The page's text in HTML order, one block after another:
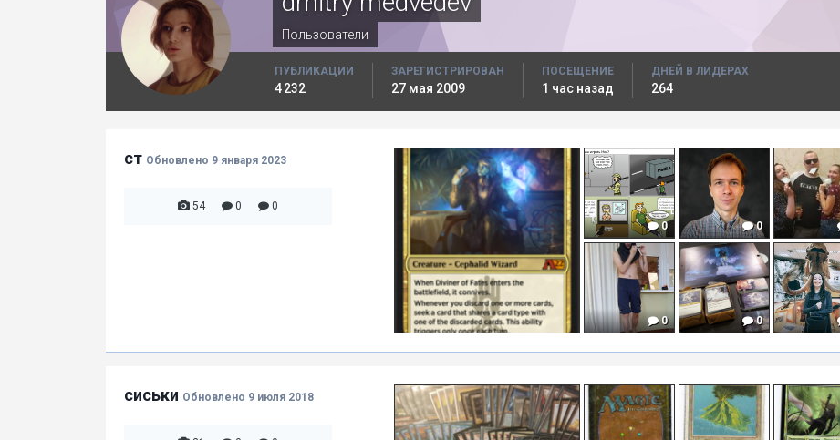
Пользователи
ПУБЛИКАЦИИ
4 232
ЗАРЕГИСТРИРОВАН
27 мая 2009
ПОСЕЩЕНИЕ
1 час назад
ДНЕЙ В ЛИДЕРАХ
264
ст Обновлено 9 января 2023
54 0
0
0
0
0 0
0 0
сиськи Обновлено 9 июля 2018